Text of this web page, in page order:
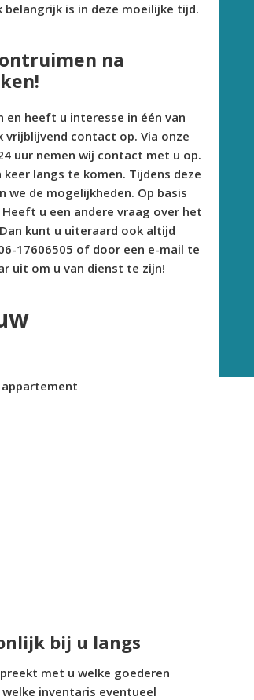
is in deze moeilijke tijd.
na
en heeft u interesse in één van
vrijblijvend contact op. Via onze
uur nemen wij contact met u op.
langs te komen. Tijdens deze
we de mogelijkheden. Op basis
u een andere vraag over het
kunt u uiteraard ook altijd
17606505 of door een e-mail te
uit om u van dienst te zijn!
bij u langs
met u welke goederen
inventaris eventueel